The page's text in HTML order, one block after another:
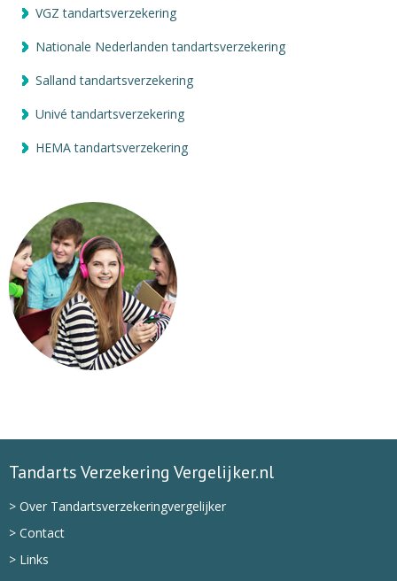
VGZ tandartsverzekering
Nationale Nederlanden tandartsverzekering
Salland tandartsverzekering
Univé tandartsverzekering
HEMA tandartsverzekering
Tandarts Verzekering Vergelijker.nl
> Over Tandartsverzekeringvergelijker
> Contact
> Links